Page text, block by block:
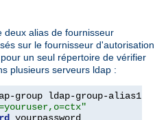
deux alias de fournisseur
sur le fournisseur d'autorisation
un seul répertoire de vérifier
plusieurs serveurs ldap :
group ldap-group-alias1